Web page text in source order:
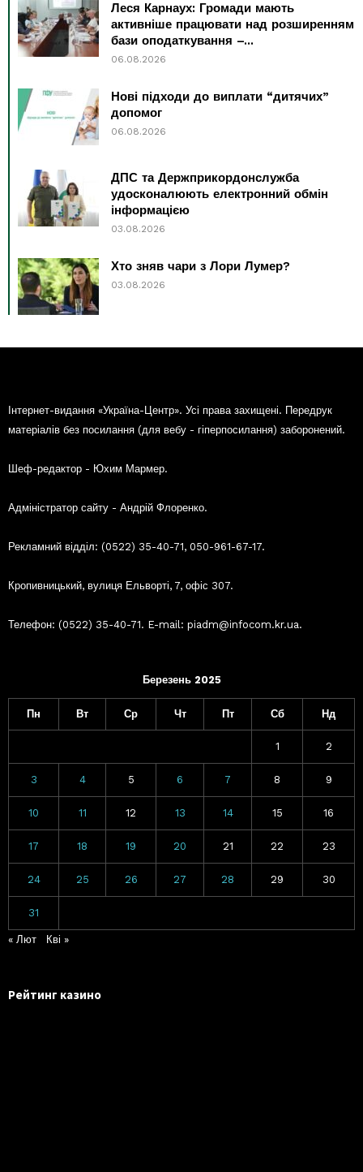
Леся Карнаух: Громади мають
активніше працювати над розширенням
бази оподаткування –...
06.08.2026
Нові підходи до виплати “дитячих”
допомог
06.08.2026
ДПС та Держприкордонслужба
удосконалюють електронний обмін
інформацією
03.08.2026
Хто зняв чари з Лори Лумер?
03.08.2026
Інтернет-видання «Україна-Центр». Усі права захищені. Передрук
матеріалів без посилання (для вебу - гіперпосилання) заборонений.
Шеф-редактор - Юхим Мармер.
Адміністратор сайту - Андрій Флоренко.
Рекламний відділ: (0522) 35-40-71, 050-961-67-17.
Кропивницький, вулиця Ельворті, 7, офіс 307.
Телефон: (0522) 35-40-71. E-mail: piadm@infocom.kr.ua.
Березень 2025
Пн Вт Ср Чт Пт Сб Нд
1 2
3 4 5 6 7 8 9
10 11 12 13 14 15 16
17 18 19 20 21 22 23
24 25 26 27 28 29 30
31
« Лют Кві »
Рейтинг казино